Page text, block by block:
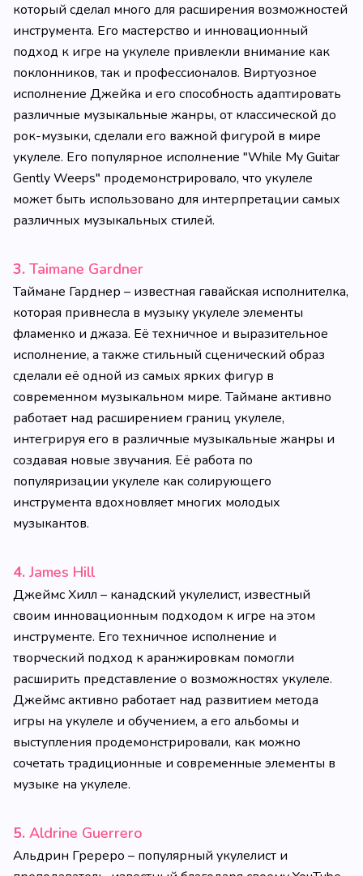
который сделал много для расширения возможностей
инструмента. Его мастерство и инновационный
подход к игре на укулеле привлекли внимание как
поклонников, так и профессионалов. Виртуозное
исполнение Джейка и его способность адаптировать
различные музыкальные жанры, от классической до
рок-музыки, сделали его важной фигурой в мире
укулеле. Его популярное исполнение "While My Guitar
Gently Weeps" продемонстрировало, что укулеле
может быть использовано для интерпретации самых
различных музыкальных стилей.
3. Taimane Gardner
Таймане Гарднер – известная гавайская исполнителка,
которая привнесла в музыку укулеле элементы
фламенко и джаза. Её техничное и выразительное
исполнение, а также стильный сценический образ
сделали её одной из самых ярких фигур в
современном музыкальном мире. Таймане активно
работает над расширением границ укулеле,
интегрируя его в различные музыкальные жанры и
создавая новые звучания. Её работа по
популяризации укулеле как солирующего
инструмента вдохновляет многих молодых
музыкантов.
4. James Hill
Джеймс Хилл – канадский укулелист, известный
своим инновационным подходом к игре на этом
инструменте. Его техничное исполнение и
творческий подход к аранжировкам помогли
расширить представление о возможностях укулеле.
Джеймс активно работает над развитием метода
игры на укулеле и обучением, а его альбомы и
выступления продемонстрировали, как можно
сочетать традиционные и современные элементы в
музыке на укулеле.
5. Aldrine Guerrero
Альдрин Гререро – популярный укулелист и